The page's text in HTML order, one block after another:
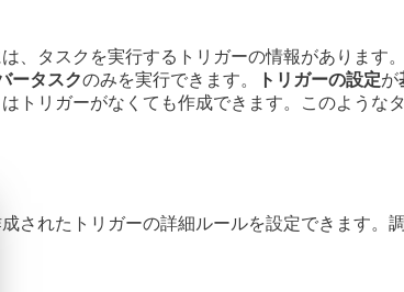
、タスクを実行するトリガーの情報があります
ータスクのみを実行できます。 トリガーの設定が
トリガーがなくても作成できます。このような
成されたトリガーの詳細ルールを設定できます。